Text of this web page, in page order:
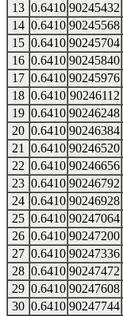
13 0.6410 90245432
14 0.6410 90245568
15 0.6410 90245704
16 0.6410 90245840
17 0.6410 90245976
18 0.6410 90246112
19 0.6410 90246248
20 0.6410 90246384
21
0.6410 90246520
22 0.6410 90246656
23 0.6410 90246792
24 0.6410 90246928
25 0.6410 90247064
26 0.6410 90247200
27 0.6410 90247336
28 0.6410 90247472
29 0.6410 90247608
30 0.6410 90247744